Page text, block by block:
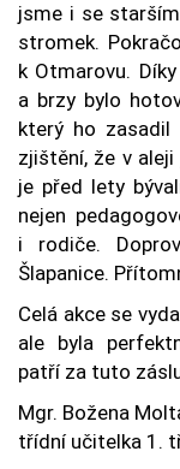
jsme i se
stromek.
k Otmarovu.
a brzy bylo
který ho
zjištění, že v
je před lety
nejen
i rodiče.
Šlapanice.
Celá akce se
ale byla
patří za tuto
Mgr. Božena
třídní učitelka 1.